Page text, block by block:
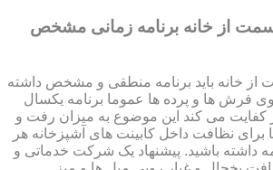
از خانه برنامه زمانی مشخص
خانه باید برنامه منطقی و مشخص داشته
فرش ها و پرده ها عموما برنامه یکسال
کفایت می کند این موضوع به میزان رفت و
برای نظافت داخل کابینت های آشپزخانه هر
داشته باشید. پیشنهاد یک شرکت خدماتی و